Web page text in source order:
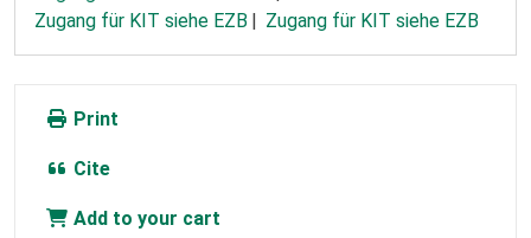
Zugang für KIT siehe EZB
Zugang für KIT siehe EZB
Print
Cite
Add to your cart